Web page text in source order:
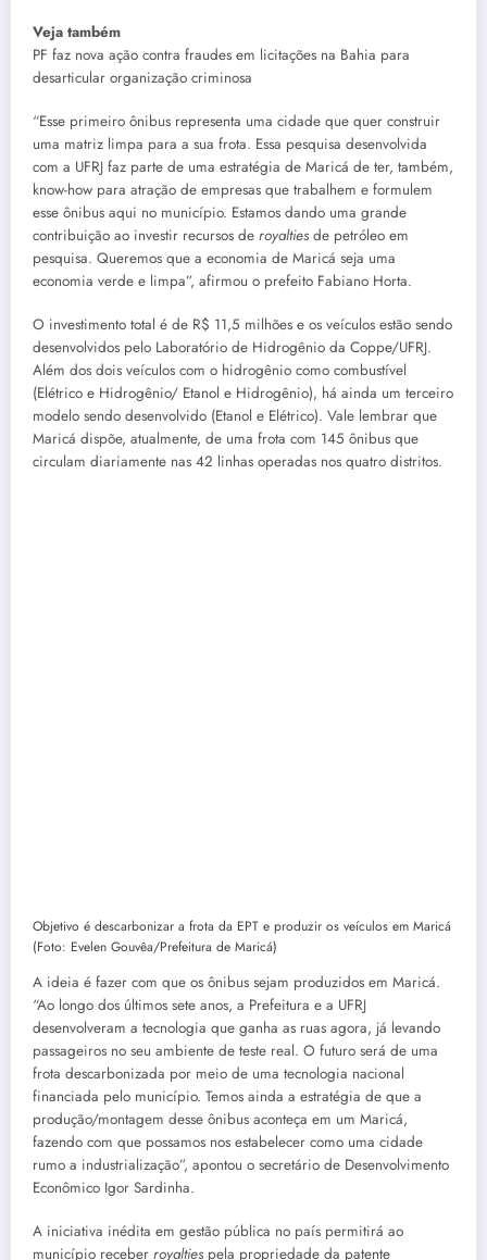
Veja também
PF faz nova ação contra fraudes em licitações na Bahia para
desarticular organização criminosa
“Esse primeiro ônibus representa uma cidade que quer construir
uma matriz limpa para a sua frota. Essa pesquisa desenvolvida
com a UFRJ faz parte de uma estratégia de Maricá de ter, também,
know-how para atração de empresas que trabalhem e formulem
esse ônibus aqui no município. Estamos dando uma grande
contribuição ao investir recursos de royalties de petróleo em
pesquisa. Queremos que a economia de Maricá seja uma
economia verde e limpa”, afirmou o prefeito Fabiano Horta.
O investimento total é de R$ 11,5 milhões e os veículos estão sendo
desenvolvidos pelo Laboratório de Hidrogênio da Coppe/UFRJ.
Além dos dois veículos com o hidrogênio como combustível
(Elétrico e Hidrogênio/ Etanol e Hidrogênio), há ainda um terceiro
modelo sendo desenvolvido (Etanol e Elétrico). Vale lembrar que
Maricá dispõe, atualmente, de uma frota com 145 ônibus que
circulam diariamente nas 42 linhas operadas nos quatro distritos.
Objetivo é descarbonizar a frota da EPT e produzir os veículos em Maricá
(Foto: Evelen Gouvêa/Prefeitura de Maricá)
A ideia é fazer com que os ônibus sejam produzidos em Maricá.
“Ao longo dos últimos sete anos, a Prefeitura e a UFRJ
desenvolveram a tecnologia que ganha as ruas agora, já levando
passageiros no seu ambiente de teste real. O futuro será de uma
frota descarbonizada por meio de uma tecnologia nacional
financiada pelo município. Temos ainda a estratégia de que a
produção/montagem desse ônibus aconteça em um Maricá,
fazendo com que possamos nos estabelecer como uma cidade
rumo a industrialização”, apontou o secretário de Desenvolvimento
Econômico Igor Sardinha.
A iniciativa inédita em gestão pública no país permitirá ao
município receber royalties pela propriedade da patente